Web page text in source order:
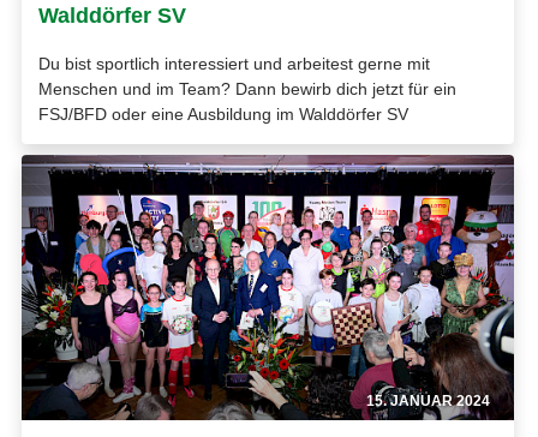
Walddörfer SV
Du bist sportlich interessiert und arbeitest gerne mit
Menschen und im Team? Dann bewirb dich jetzt für ein
FSJ/BFD oder eine Ausbildung im Walddörfer SV
15. JANUAR 2024